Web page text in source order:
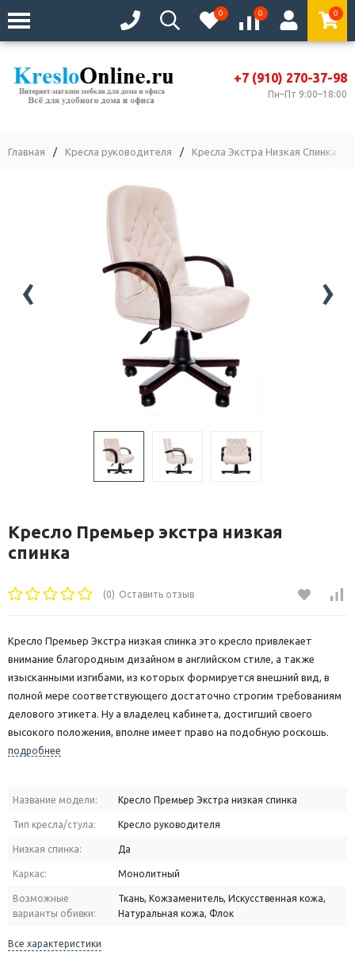
0 0 0
+7 (910) 270-37-98
Пн–Пт 9:00–18:00
Главная / Кресла руководителя / Кресла Экстра Низкая Спинка
‹ ›
Кресло Премьер экстра низкая
спинка
(0) Оставить отзыв
Кресло Премьер Экстра низкая спинка это кресло привлекает
внимание благородным дизайном в английском стиле, а также
изысканными изгибами, из которых формируется внешний вид, в
полной мере соответствующего достаточно строгим требованиям
делового этикета. Ну а владелец кабинета, достигший своего
высокого положения, вполне имеет право на подобную роскошь.
подробнее
Название модели: Кресло Премьер Экстра низкая спинка
Тип кресла/стула: Кресло руководителя
Низкая спинка: Да
Каркас: Монолитный
Возможные
варианты обивки:
Ткань, Кожзаменитель, Искусственная кожа,
Натуральная кожа, Флок
Все характеристики